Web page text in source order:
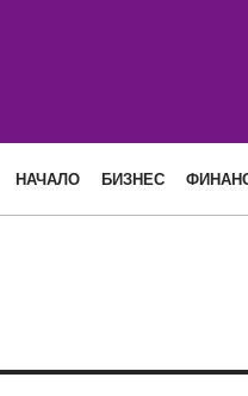
НАЧАЛО БИЗНЕС